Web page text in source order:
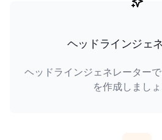
ヘッドラインジェ
ヘッドラインジェネレーター
を作成しましょ